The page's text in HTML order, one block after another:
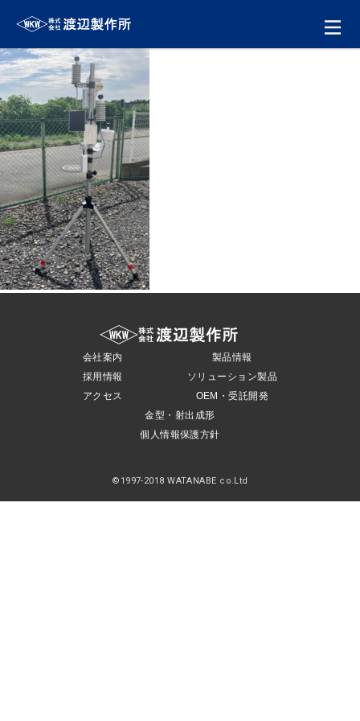
金型・射出成形
OEM・受託開発
採用情報
会社案内
採用情報
アクセス
製品情報
ソリューション製品
OEM・受託開発
金型・射出成形
個人情報保護方針
©1997-2018 WATANABE co.Ltd